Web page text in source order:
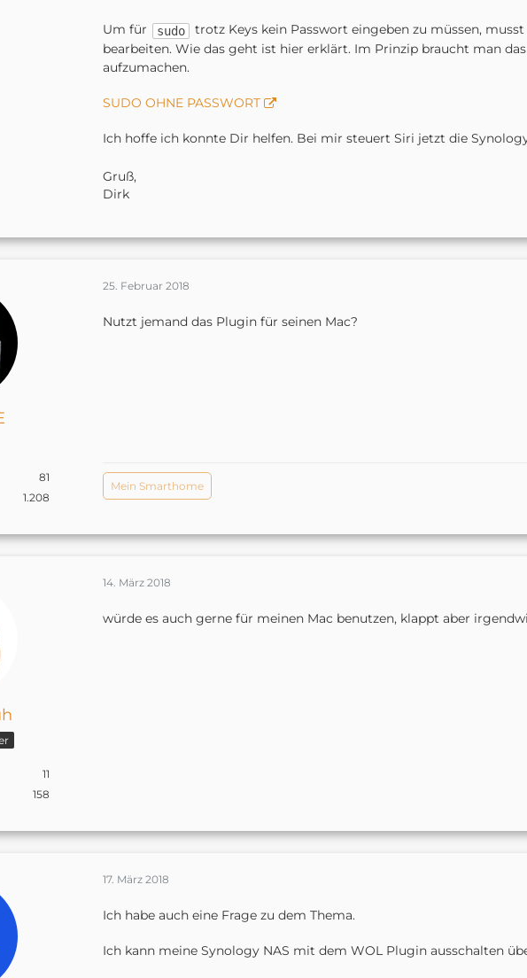
Um für sudo
trotz Keys kein Passwort eingeben zu müssen,
bearbeiten. Wie das geht ist hier erklärt. Im Prinzip braucht man
aufzumachen.
SUDO OHNE PASSWORT
Ich hoffe ich konnte Dir helfen. Bei mir steuert Siri jetzt die
Gruß,
Dirk
81
1.208
25. Februar 2018
Nutzt jemand das Plugin für seinen Mac?
Mein Smarthome
11
158
14. März 2018
würde es auch gerne für meinen Mac benutzen, klappt aber
17. März 2018
Ich habe auch eine Frage zu dem Thema.
Ich kann meine Synology NAS mit dem WOL Plugin ausschalten